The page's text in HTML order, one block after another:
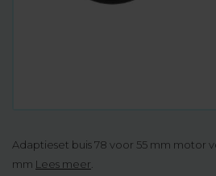
Adaptieset buis 78 voor 55 mm motor
mm Lees meer